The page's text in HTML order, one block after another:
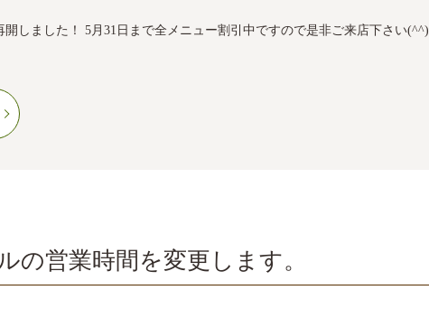
しました！ 5月31日まで全メニュー割引中ですので是非ご来店下さい(^^)
の営業時間を変更します。